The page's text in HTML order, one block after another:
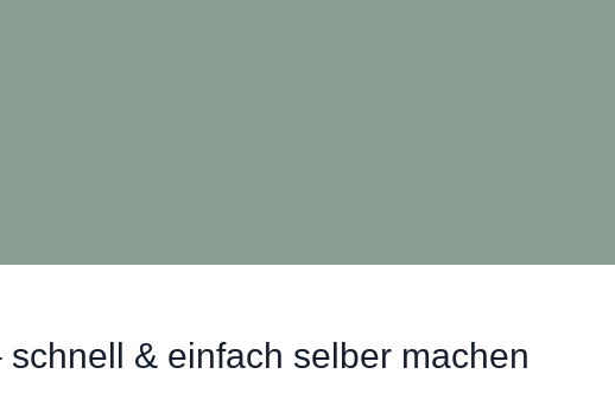
& einfach selber machen